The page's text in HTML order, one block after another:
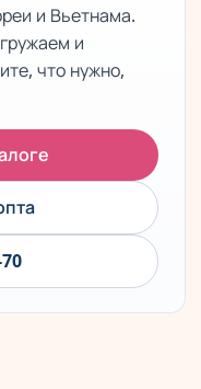
и Вьетнама.
и
что нужно,